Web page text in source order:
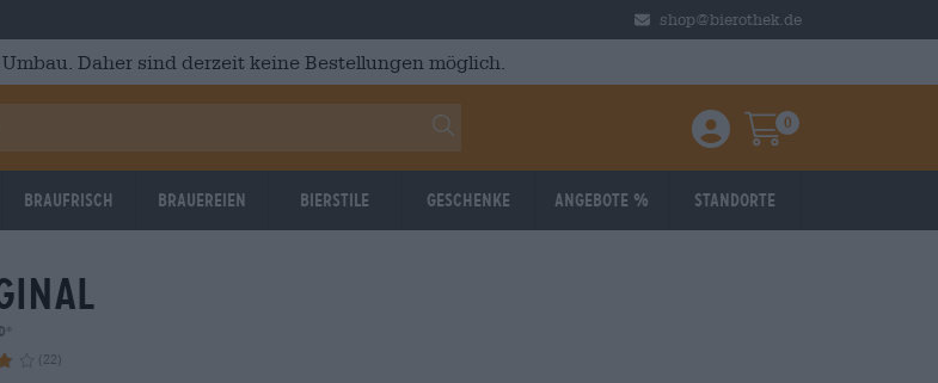
shop@bierothek.de
Daher sind derzeit keine Bestellungen möglich.
Einloggen / Anmelden
Warenkorb
0
Braufrisch Brauereien Bierstile Geschenke Angebote % Standorte
(22)